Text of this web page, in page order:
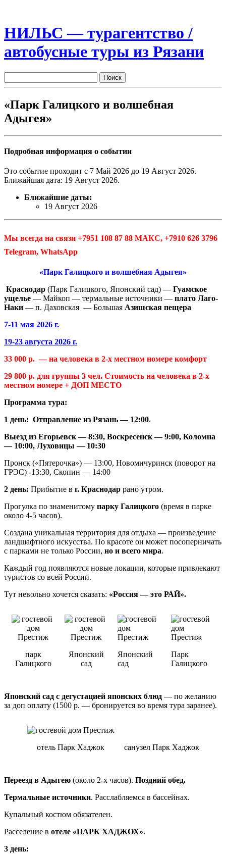
НИЛЬС — турагентство /
автобусные туры из Рязани
«Парк Галицкого и волшебная
Адыгея»
Подробная информация о событии
Это событие проходит с 7 Май 2026 до 19 Август 2026.
Ближайшая дата: 19 Август 2026.
Ближайшие даты:
19 Август 2026
Мы всегда на связи +7951 108 87 88 МАКС, +7910 626 3796
Telegram, WhatsApp
«Парк Галицкого и волшебная Адыгея»
Краснодар (Парк Галицкого, Японский сад) — Гуамское
ущелье — Майкоп — термальные источники — плато Лаго-
Наки — п. Даховская — Большая Азишская пещера
7-11 мая 2026 г.
19-23 августа 2026 г.
33 000 р. —на человека в 2-х местном номере комфорт
29 800 р. для группы 3 чел. Cтоимость на человека в 2-х
местном номере + ДОП МЕСТО
Программа тура:
1 день: Отправление из Рязань — 12:00.
Выезд из Егорьевск — 8:30, Воскресенск — 9:00, Коломна
— 10:00, Луховицы — 10:30
Пронск («Пятерочка») — 13:00, Новомичуринск (поворот на
ГРЭС) -13:30, Скопин — 14:00
2 день: Прибытие в г. Краснодар рано утром.
Прогулка по знаменитому парку Галицкого (время в парке
около 4-5 часов).
Создана уникальная территория для отдыха — произведение
ландшафтного искусства. По красоте он может посоперничать
с парками не только России, но и всего мира.
Каждый год появляются новые локации, которые привлекают
туристов со всей России.
Тут невольно хочется сказать: «Россия — это РАЙ».
парк
Галицкого
Японский
сад
Японский
сад
Парк
Галицкого
Японский сад с дегустацией японских блюд — по желанию
за доп оплату (1500 р. — бронируется во время тура заранее).
отель Парк Хаджок санузел Парк Хаджок
Переезд в Адыгею (около 2-х часов). Поздний обед.
Термальные источники. Расслабляемся в бассейнах.
Купальный костюм обязателен.
Расселение в отеле «ПАРК ХАДЖОХ».
3 день: